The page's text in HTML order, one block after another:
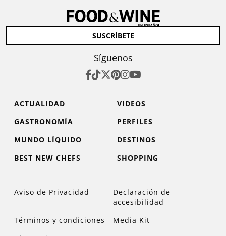
SUSCRÍBETE
Síguenos
ACTUALIDAD
VIDEOS
GASTRONOMÍA
PERFILES
MUNDO LÍQUIDO
DESTINOS
BEST NEW CHEFS
SHOPPING
Aviso de Privacidad
Declaración de
accesibilidad
Términos y condiciones
Media Kit